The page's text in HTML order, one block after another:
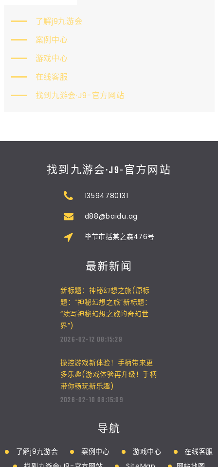
了解j9九游会
案例中心
游戏中心
在线客服
找到九游会·J9-官方网站
找到九游会·J9-官方网站
13594780131
d88@baidu.ag
毕节市括某之森476号
最新新闻
新标题：神秘幻想之旅(原标
题：“神秘幻想之旅”新标题：
“续写神秘幻想之旅的奇幻世
界”)
2026-02-12 08:15:29
操控游戏新体验！手柄带来更
多乐趣(游戏体验再升级！手柄
带你畅玩新乐趣)
2026-02-10 08:15:09
导航
了解j9九游会 案例中心 游戏中心
在线客服